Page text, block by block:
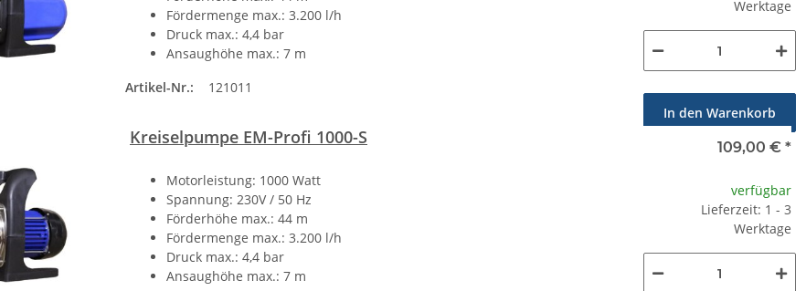
Fördermenge max.: 3.200 l/h
Druck max.: 4,4 bar
Ansaughöhe max.: 7 m
Artikel-Nr.:
121011
Werktage
In den Warenkorb
Kreiselpumpe EM-Profi 1000-S
Motorleistung: 1000 Watt
Spannung: 230V / 50 Hz
Förderhöhe max.: 44 m
Fördermenge max.: 3.200 l/h
Druck max.: 4,4 bar
Ansaughöhe max.: 7 m
109,00 € *
verfügbar
Lieferzeit: 1 - 3
Werktage